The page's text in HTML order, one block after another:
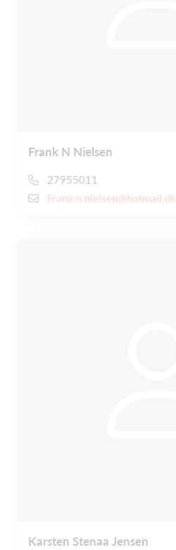
Frank N Nielsen
27955011
Frank.n.nielsen@hotmail.dk
Karsten Stenaa Jensen